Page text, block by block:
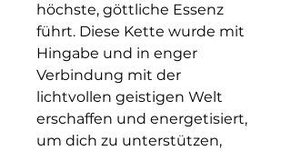
höchste, göttliche Essenz
führt. Diese Kette wurde mit
Hingabe und in enger
Verbindung mit der
lichtvollen geistigen Welt
erschaffen und energetisiert,
um dich zu unterstützen,